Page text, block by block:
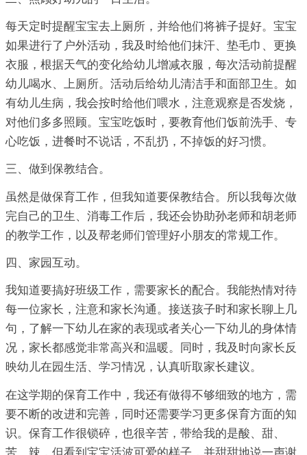
每天定时提醒宝宝去上厕所，并给他们将裤子提好。宝宝
如果进行了户外活动，我及时给他们抹汗、垫毛巾、更换
衣服，根据天气的变化给幼儿增减衣服，每次活动前提醒
幼儿喝水、上厕所。活动后给幼儿清洁手和面部卫生。如
有幼儿生病，我会按时给他们喂水，注意观察是否发烧，
对他们多多照顾。宝宝吃饭时，要教育他们饭前洗手、专
心吃饭，进餐时不说话，不乱扔，不掉饭的好习惯。
三、做到保教结合。
虽然是做保育工作，但我知道要保教结合。所以我每次做
完自己的卫生、消毒工作后，我还会协助孙老师和胡老师
的教学工作，以及帮老师们管理好小朋友的常规工作。
四、家园互动。
我知道要搞好班级工作，需要家长的配合。我能热情对待
每一位家长，注意和家长沟通。接送孩子时和家长聊上几
句，了解一下幼儿在家的表现或者关心一下幼儿的身体情
况，家长都感觉非常高兴和温暖。同时，我及时向家长反
映幼儿在园生活、学习情况，认真听取家长建议。
在这学期的保育工作中，我还有做得不够细致的地方，需
要不断的改进和完善，同时还需要学习更多保育方面的知
识。保育工作很锁碎，也很辛苦，带给我的是酸、甜、
苦、辣，但看到宝宝活波可爱的样子，并甜甜地说一声谢